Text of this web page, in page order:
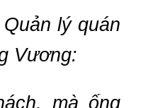
lý quán
Vương:
mà ống